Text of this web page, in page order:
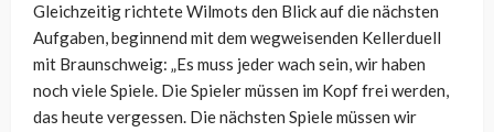
Gleichzeitig richtete Wilmots den Blick auf die nächsten
Aufgaben, beginnend mit dem wegweisenden Kellerduell
mit Braunschweig: „Es muss jeder wach sein, wir haben
noch viele Spiele. Die Spieler müssen im Kopf frei werden,
das heute vergessen. Die nächsten Spiele müssen wir